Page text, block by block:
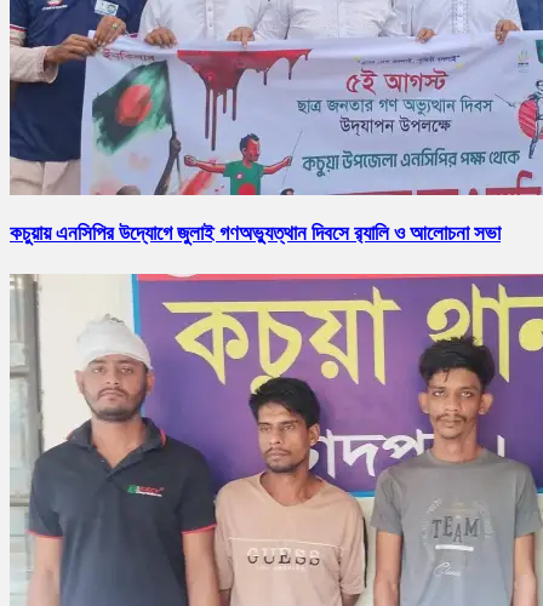
কচুয়ায় এনসিপির উদ্যোগে জুলাই গণঅভ্যুত্থান দিবসে র‌্যালি ও আলোচনা সভা